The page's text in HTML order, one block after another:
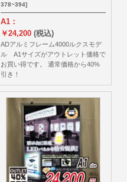
378~394]
A1：
￥24,200 (税込)
ADアルミフレーム4000ルクスモデ
ル A1サイズがアウトレット価格で
お買い得です。 通常価格から40%
引き！